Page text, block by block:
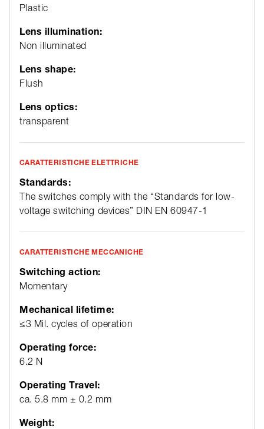
Plastic
Lens illumination:
Non illuminated
Lens shape:
Flush
Lens optics:
transparent
CARATTERISTICHE ELETTRICHE
Standards:
The switches comply with the “Standards for low-
voltage switching devices” DIN EN 60947-1
CARATTERISTICHE MECCANICHE
Switching action:
Momentary
Mechanical lifetime:
≤3 Mil. cycles of operation
Operating force:
6.2 N
Operating Travel:
ca. 5.8 mm ± 0.2 mm
Weight: